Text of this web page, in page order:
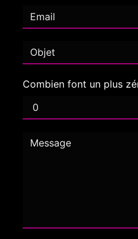
Combien font un plus